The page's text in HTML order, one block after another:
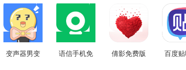
变声器男变
语信手机免
倩影免费版
百度